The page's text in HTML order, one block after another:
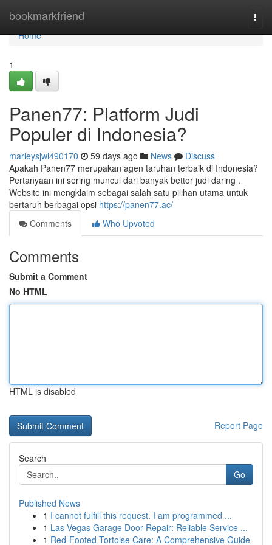
bookmarkfriend
Home
Home
1
Panen77: Platform Judi
Populer di Indonesia?
marleysjwl490170 59 days ago News
Discuss
Apakah Panen77 merupakan agen taruhan terbaik di Indonesia?
Pertanyaan ini sering muncul dari banyak bettor judi daring .
Website ini mengklaim sebagai salah satu pilihan utama untuk
bertaruh berbagai opsi https://panen77.ac/
Comments
Who Upvoted
Comments
Submit a Comment
No HTML
HTML is disabled
Report Page
Search
Go
Published News
1 I cannot fulfill this request. I am programmed ...
1 Las Vegas Garage Door Repair: Reliable Service ...
1 Red-Footed Tortoise Care: A Comprehensive Guide